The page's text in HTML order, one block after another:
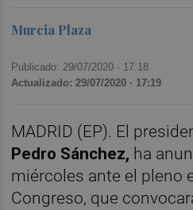
Murcia Plaza
Publicado: 29/07/2020 · 17:18
Actualizado: 29/07/2020 · 17:19
MADRID (EP). El
Pedro Sánchez, ha
miércoles ante el pleno
Congreso, que